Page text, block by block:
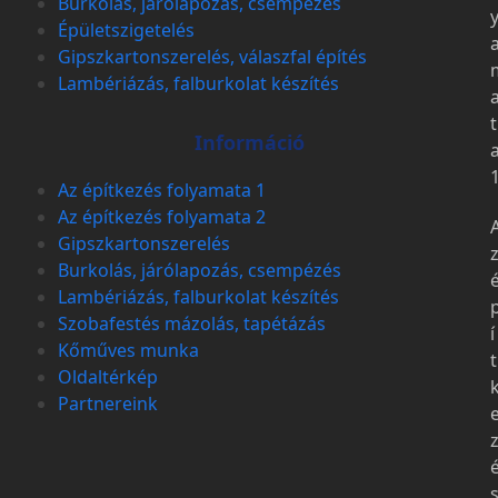
Épületszigetelés
Gipszkartonszerelés, válaszfal építés
Lambériázás, falburkolat készítés
Információ
Az építkezés folyamata 1
Az építkezés folyamata 2
Gipszkartonszerelés
Burkolás, járólapozás, csempézés
Lambériázás, falburkolat készítés
Szobafestés mázolás, tapétázás
Kőműves munka
Oldaltérkép
Partnereink
y
t
z
í
t
z